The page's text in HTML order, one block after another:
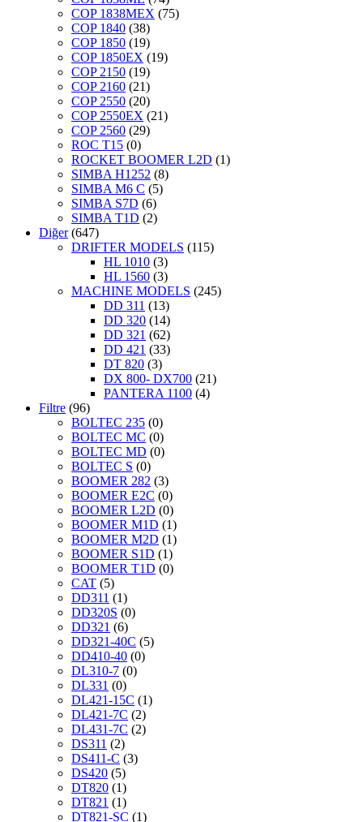
COP 1838MEX (75)
COP 1840 (38)
COP 1850 (19)
COP 1850EX (19)
COP 2150 (19)
COP 2160 (21)
COP 2550 (20)
COP 2550EX (21)
COP 2560 (29)
ROC T15 (0)
ROCKET BOOMER L2D (1)
SIMBA H1252 (8)
SIMBA M6 C (5)
SIMBA S7D (6)
SIMBA T1D (2)
Diğer (647)
DRIFTER MODELS (115)
HL 1010 (3)
HL 1560 (3)
MACHINE MODELS (245)
DD 311 (13)
DD 320 (14)
DD 321 (62)
DD 421 (33)
DT 820 (3)
DX 800- DX700 (21)
PANTERA 1100 (4)
Filtre (96)
BOLTEC 235 (0)
BOLTEC MC (0)
BOLTEC MD (0)
BOLTEC S (0)
BOOMER 282 (3)
BOOMER E2C (0)
BOOMER L2D (0)
BOOMER M1D (1)
BOOMER M2D (1)
BOOMER S1D (1)
BOOMER T1D (0)
CAT (5)
DD311 (1)
DD320S (0)
DD321 (6)
DD321-40C (5)
DD410-40 (0)
DL310-7 (0)
DL331 (0)
DL421-15C (1)
DL421-7C (2)
DL431-7C (2)
DS311 (2)
DS411-C (3)
DS420 (5)
DT820 (1)
DT821 (1)
DT821-SC (1)